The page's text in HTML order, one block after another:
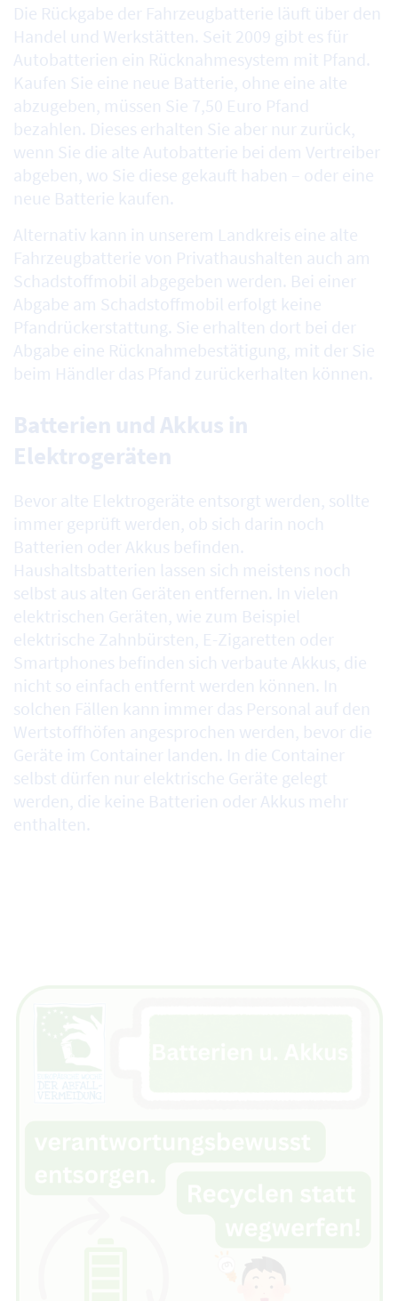
Die Rückgabe der Fahrzeugbatterie läuft über den
Handel und Werkstätten. Seit 2009 gibt es für
Autobatterien ein Rücknahmesystem mit Pfand.
Kaufen Sie eine neue Batterie, ohne eine alte
abzugeben, müssen Sie 7,50 Euro Pfand
bezahlen. Dieses erhalten Sie aber nur zurück,
wenn Sie die alte Autobatterie bei dem Vertreiber
abgeben, wo Sie diese gekauft haben – oder eine
neue Batterie kaufen.
Alternativ kann in unserem Landkreis eine alte
Fahrzeugbatterie von Privathaushalten auch am
Schadstoffmobil abgegeben werden. Bei einer
Abgabe am Schadstoffmobil erfolgt keine
Pfandrückerstattung. Sie erhalten dort bei der
Abgabe eine Rücknahmebestätigung, mit der Sie
beim Händler das Pfand zurückerhalten können.
Batterien und Akkus in
Elektrogeräten
Bevor alte Elektrogeräte entsorgt werden, sollte
immer geprüft werden, ob sich darin noch
Batterien oder Akkus befinden.
Haushaltsbatterien lassen sich meistens noch
selbst aus alten Geräten entfernen. In vielen
elektrischen Geräten, wie zum Beispiel
elektrische Zahnbürsten, E-Zigaretten oder
Smartphones befinden sich verbaute Akkus, die
nicht so einfach entfernt werden können. In
solchen Fällen kann immer das Personal auf den
Wertstoffhöfen angesprochen werden, bevor die
Geräte im Container landen. In die Container
selbst dürfen nur elektrische Geräte gelegt
werden, die keine Batterien oder Akkus mehr
enthalten.